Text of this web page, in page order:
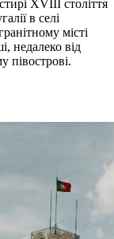
XVIII століття
в селі
місті
недалеко від
півострові.